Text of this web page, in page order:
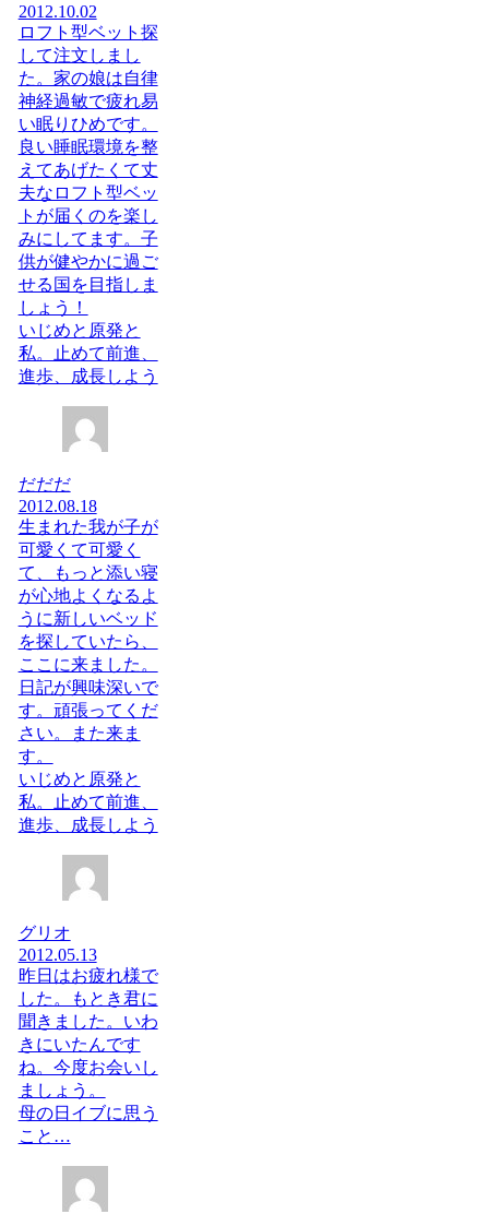
2012.10.02
ロフト型ベット探
して注文しまし
た。家の娘は自律
神経過敏で疲れ易
い眠りひめです。
良い睡眠環境を整
えてあげたくて丈
夫なロフト型ベッ
トが届くのを楽し
みにしてます。子
供が健やかに過ご
せる国を目指しま
しょう！
いじめと原発と
私。止めて前進、
進歩、成長しよう
だだだ
2012.08.18
生まれた我が子が
可愛くて可愛く
て、もっと添い寝
が心地よくなるよ
うに新しいベッド
を探していたら、
ここに来ました。
日記が興味深いで
す。頑張ってくだ
さい。また来ま
す。
いじめと原発と
私。止めて前進、
進歩、成長しよう
グリオ
2012.05.13
昨日はお疲れ様で
した。もとき君に
聞きました。いわ
きにいたんです
ね。今度お会いし
ましょう。
母の日イブに思う
こと…